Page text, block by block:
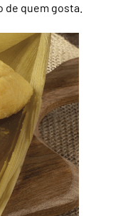
de quem gosta.